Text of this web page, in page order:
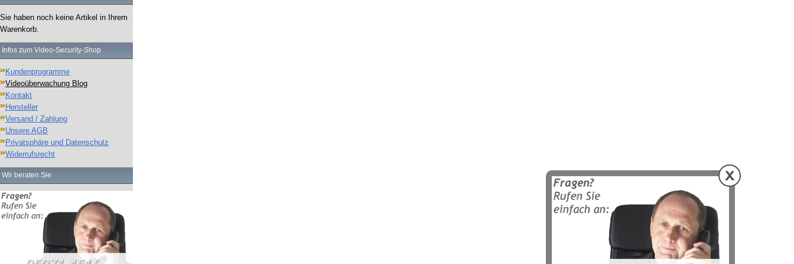
Sie haben noch keine Artikel in Ihrem
Warenkorb.
Infos zum Video-Security-Shop
Kundenprogramme
Videoüberwachung Blog
Kontakt
Hersteller
Versand / Zahlung
Unsere AGB
Privatsphäre und Datenschutz
Widerrufsrecht
Wir beraten Sie